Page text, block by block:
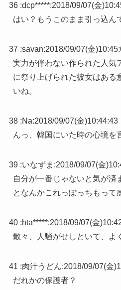
36 :dcp*****:2018/09/07(金
はい？もうこのまま引っ込ん
37 :savan:2018/09/07(金
実力が伴わない作られた人気
に祭り上げられた彼女はある
いね。
38 :Na:2018/09/07(金)10:44:43
んっ、韓国にいた時の心境を
39 :いなずま :2018/09/07(金
自分が一番じゃないと気が済
となんかこれっぽっちもって
40 :hta*****:2018/09/07(金
散々、人騒がせしといて、よ
41 :肉汁うどん:2018/09/07(金
だれかの保護者？